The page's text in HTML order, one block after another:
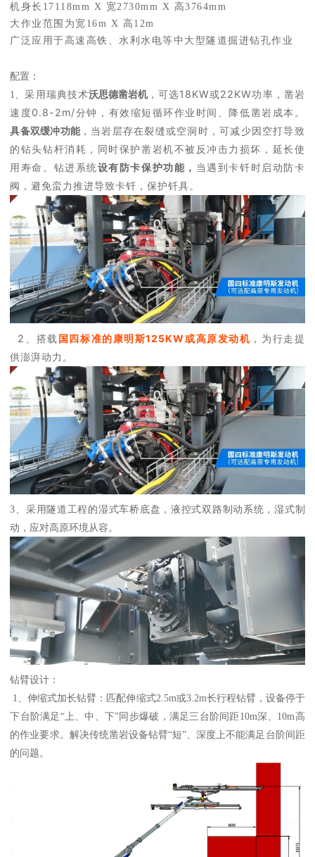
机身长17118mm X 宽2730mm X 高3764mm
大作业范围为宽16m X 高12m
广泛应用于高速高铁、水利水电等中大型隧道掘进钻孔作业
配置：
1、采用瑞典技术沃思德凿岩机 ，可选18KW或22KW功率 ，凿岩
速度0.8-2m/分钟，有效缩短循环作业时间、降低凿岩成本。
具备双缓冲功能 ， 当岩层存在裂缝或空洞时，可减少因空打导致
的钻头钻杆消耗，同时保护凿岩机不被反冲击力损坏，延长使
用寿命。 钻进系统设有防卡保护功能 ， 当遇到卡钎时启动防卡
阀，避免蛮力推进导致卡钎，保护钎具。
2、搭载 国四标准的康明斯125KW或高原发动机 ，为行走提
供澎湃动力。
3、采用隧道工程的湿式车桥底盘，液控式双路制动系统，湿式制
动，应对高原环境从容。
钻臂设计：
1、伸缩式加长钻臂：匹配伸缩式2.5m或3.2m长行程钻臂，设备停于
下台阶满足“上、中、下”同步爆破，满足三台阶间距10m深、10m高
的作业要求。解决传统凿岩设备钻臂“短”、深度上不能满足台阶间距
的问题。